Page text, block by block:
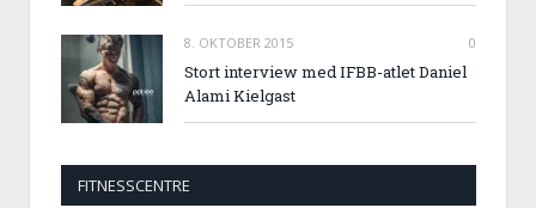
8. OKTOBER 2015 0
Stort interview med IFBB-atlet Daniel
Alami Kielgast
FITNESSCENTRE